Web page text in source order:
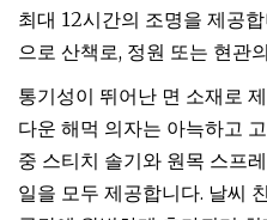
최대 12시간의 조명을 제공
으로 산책로, 정원 또는 현관
통기성이 뛰어난 면 소재로
다운 해먹 의자는 아늑하고
중 스티치 솔기와 원목 스프
일을 모두 제공합니다. 날씨